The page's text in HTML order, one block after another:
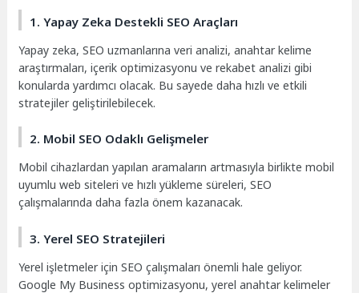
1. Yapay Zeka Destekli SEO Araçları
Yapay zeka, SEO uzmanlarına veri analizi, anahtar kelime
araştırmaları, içerik optimizasyonu ve rekabet analizi gibi
konularda yardımcı olacak. Bu sayede daha hızlı ve etkili
stratejiler geliştirilebilecek.
2. Mobil SEO Odaklı Gelişmeler
Mobil cihazlardan yapılan aramaların artmasıyla birlikte mobil
uyumlu web siteleri ve hızlı yükleme süreleri, SEO
çalışmalarında daha fazla önem kazanacak.
3. Yerel SEO Stratejileri
Yerel işletmeler için SEO çalışmaları önemli hale geliyor.
Google My Business optimizasyonu, yerel anahtar kelimeler